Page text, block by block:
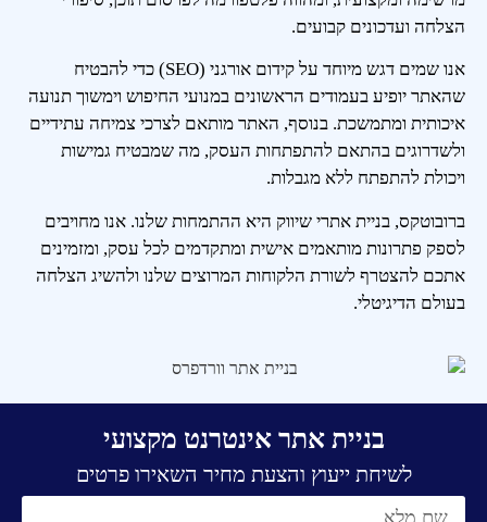
הצלחה ועדכונים קבועים.
אנו שמים דגש מיוחד על קידום אורגני (SEO) כדי להבטיח
שהאתר יופיע בעמודים הראשונים במנועי החיפוש וימשוך תנועה
איכותית ומתמשכת. בנוסף, האתר מותאם לצרכי צמיחה עתידיים
ולשדרוגים בהתאם להתפתחות העסק, מה שמבטיח גמישות
ויכולת להתפתח ללא מגבלות.
ברובוטקס, בניית אתרי שיווק היא ההתמחות שלנו. אנו מחויבים
לספק פתרונות מותאמים אישית ומתקדמים לכל עסק, ומזמינים
אתכם להצטרף לשורת הלקוחות המרוצים שלנו ולהשיג הצלחה
בעולם הדיגיטלי.
בניית אתר אינטרנט מקצועי
לשיחת ייעוץ והצעת מחיר השאירו פרטים